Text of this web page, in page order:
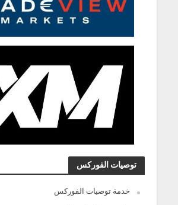
توصيات الفوركس
خدمة توصيات الفوركس